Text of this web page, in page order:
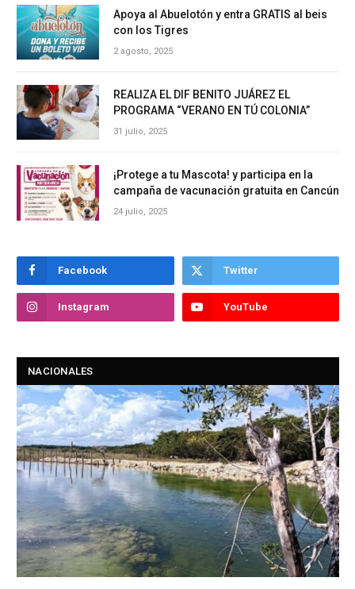
Apoya al Abuelotón y entra GRATIS al beis
con los Tigres
2 agosto, 2025
REALIZA EL DIF BENITO JUÁREZ EL
PROGRAMA “VERANO EN TÚ COLONIA”
31 julio, 2025
¡Protege a tu Mascota! y participa en la
campaña de vacunación gratuita en Cancún
24 julio, 2025
Facebook Twitter
Instagram YouTube
NACIONALES